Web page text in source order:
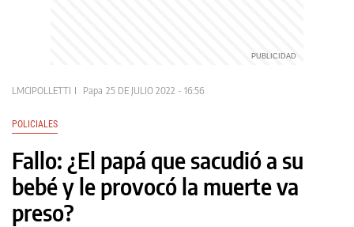
LMCIPOLLETTI Papa 25 DE JULIO 2022 - 16:56
POLICIALES
Fallo: ¿El papá que sacudió a su
bebé y le provocó la muerte va
preso?